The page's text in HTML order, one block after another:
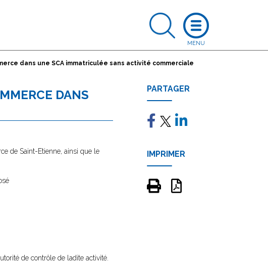
dans une SCA immatriculée sans activité commerciale
DANS
de Saint-Etienne, ainsi que le
de contrôle de ladite activité.
PARTAGER
IMPRIMER